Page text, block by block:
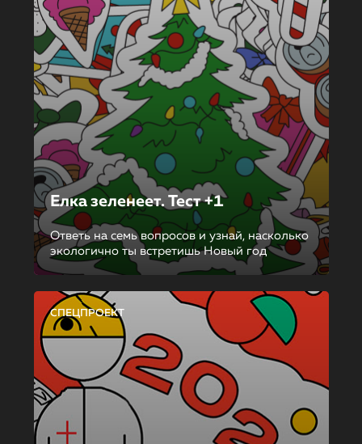
Елка зеленеет. Тест +1
Ответь на семь вопросов и узнай, насколько
экологично ты встретишь Новый год
СПЕЦПРОЕКТ